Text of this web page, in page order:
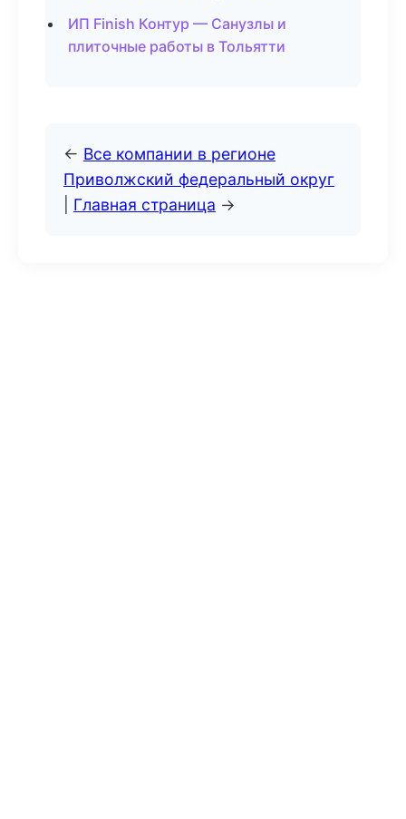
ИП Finish Контур — Санузлы и
плиточные работы в Тольятти
← Все компании в регионе
Приволжский федеральный округ
Главная страница →